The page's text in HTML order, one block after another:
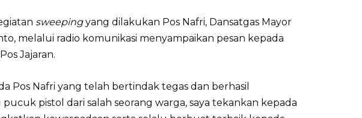
sweepingyang dilakukan Pos Nafri, Dansatgas Mayor
melalui radio komunikasi menyampaikan pesan kepada
Jajaran.
Pos Nafri yang telah bertindak tegas dan berhasil
pistol dari salah seorang warga, saya tekankan kepada